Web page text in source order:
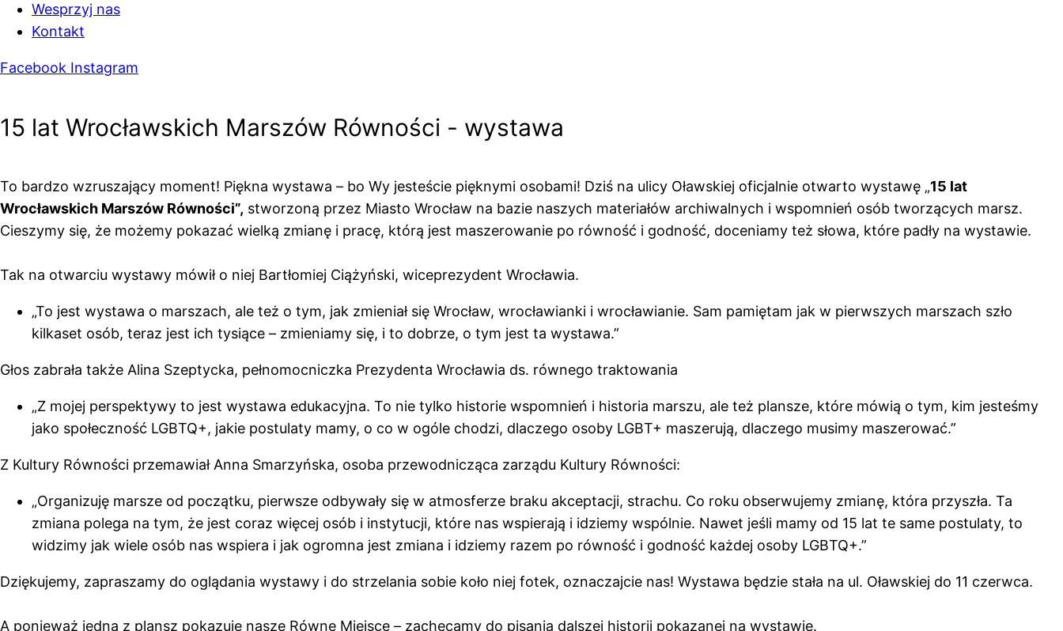
Wesprzyj nas
Kontakt
Facebook Instagram
15 lat Wrocławskich Marszów Równości - wystawa
To bardzo wzruszający moment! Piękna wystawa – bo Wy jesteście pięknymi osobami! Dziś na ulicy Oławskiej oficjalnie otwarto wystawę „15 lat
Wrocławskich Marszów Równości”, stworzoną przez Miasto Wrocław na bazie naszych materiałów archiwalnych i wspomnień osób tworzących marsz.
Cieszymy się, że możemy pokazać wielką zmianę i pracę, którą jest maszerowanie po równość i godność, doceniamy też słowa, które padły na wystawie.
Tak na otwarciu wystawy mówił o niej Bartłomiej Ciążyński, wiceprezydent Wrocławia.
„To jest wystawa o marszach, ale też o tym, jak zmieniał się Wrocław, wrocławianki i wrocławianie. Sam pamiętam jak w pierwszych marszach szło
kilkaset osób, teraz jest ich tysiące – zmieniamy się, i to dobrze, o tym jest ta wystawa.”
Głos zabrała także Alina Szeptycka, pełnomocniczka Prezydenta Wrocławia ds. równego traktowania
„Z mojej perspektywy to jest wystawa edukacyjna. To nie tylko historie wspomnień i historia marszu, ale też plansze, które mówią o tym, kim jesteśmy
jako społeczność LGBTQ+, jakie postulaty mamy, o co w ogóle chodzi, dlaczego osoby LGBT+ maszerują, dlaczego musimy maszerować.”
Z Kultury Równości przemawiał Anna Smarzyńska, osoba przewodnicząca zarządu Kultury Równości:
„Organizuję marsze od początku, pierwsze odbywały się w atmosferze braku akceptacji, strachu. Co roku obserwujemy zmianę, która przyszła. Ta
zmiana polega na tym, że jest coraz więcej osób i instytucji, które nas wspierają i idziemy wspólnie. Nawet jeśli mamy od 15 lat te same postulaty, to
widzimy jak wiele osób nas wspiera i jak ogromna jest zmiana i idziemy razem po równość i godność każdej osoby LGBTQ+.”
Dziękujemy, zapraszamy do oglądania wystawy i do strzelania sobie koło niej fotek, oznaczajcie nas! Wystawa będzie stała na ul. Oławskiej do 11 czerwca.
A ponieważ jedna z plansz pokazuje nasze Równe Miejsce – zachęcamy do pisania dalszej historii pokazanej na wystawie.